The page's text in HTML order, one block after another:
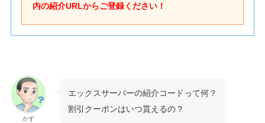
内の紹介URLからご登録ください！
かず
エックスサーバーの紹介コードって何？
割引クーポンはいつ貰えるの？